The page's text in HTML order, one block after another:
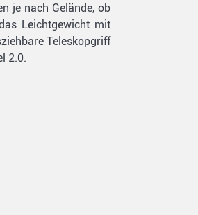
je nach Gelände, ob
Leichtgewicht mit
Teleskopgriff
2.0.